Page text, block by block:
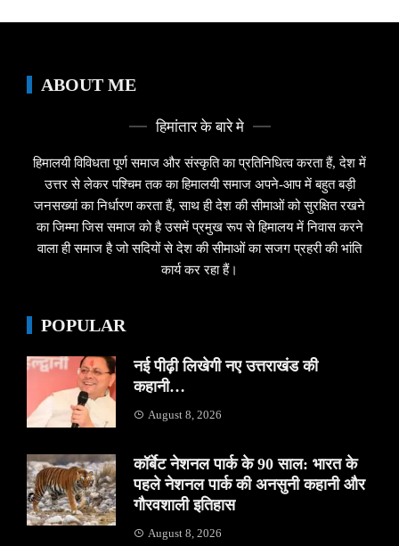
ABOUT ME
हिमांतार के बारे मे
हिमालयी विविधता पूर्ण समाज और संस्कृति का प्रतिनिधित्व करता हैं, देश में
उत्तर से लेकर पश्चिम तक का हिमालयी समाज अपने-आप में बहुत बड़ी
जनसख्यां का निर्धारण करता हैं, साथ ही देश की सीमाओं को सुरक्षित रखने
का जिम्मा जिस समाज को है उसमें प्रमुख रूप से हिमालय में निवास करने
वाला ही समाज है जो सदियों से देश की सीमाओं का सजग प्रहरी की भांति
कार्य कर रहा हैं।
POPULAR
नई पीढ़ी लिखेगी नए उत्तराखंड की
कहानी…
August 8, 2026
कॉर्बेट नेशनल पार्क के 90 साल: भारत के
पहले नेशनल पार्क की अनसुनी कहानी और
गौरवशाली इतिहास
August 8, 2026